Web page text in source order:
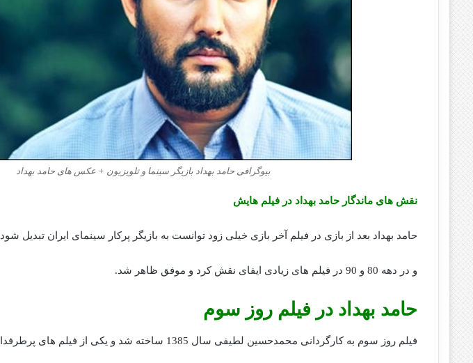
بیوگرافی حامد بهداد بازیگر سینما و تلویزیون + عکس های حامد بهداد
نقش های ماندگار حامد بهداد در فیلم هایش
حامد بهداد بعد از بازی در فیلم آخر بازی خیلی زود توانست به بازیگر پرکار سینمای ایران تبدیل شود
و در دهه 80 و 90 در فیلم های زیادی ایفای نقش کرد و موفق ظاهر شد.
حامد بهداد در فیلم روز سوم
فیلم روز سوم به کارگردانی محمدحسین لطیفی سال 1385 ساخته شد و یکی از فیلم های پرطرفدار سینمای ایران است.